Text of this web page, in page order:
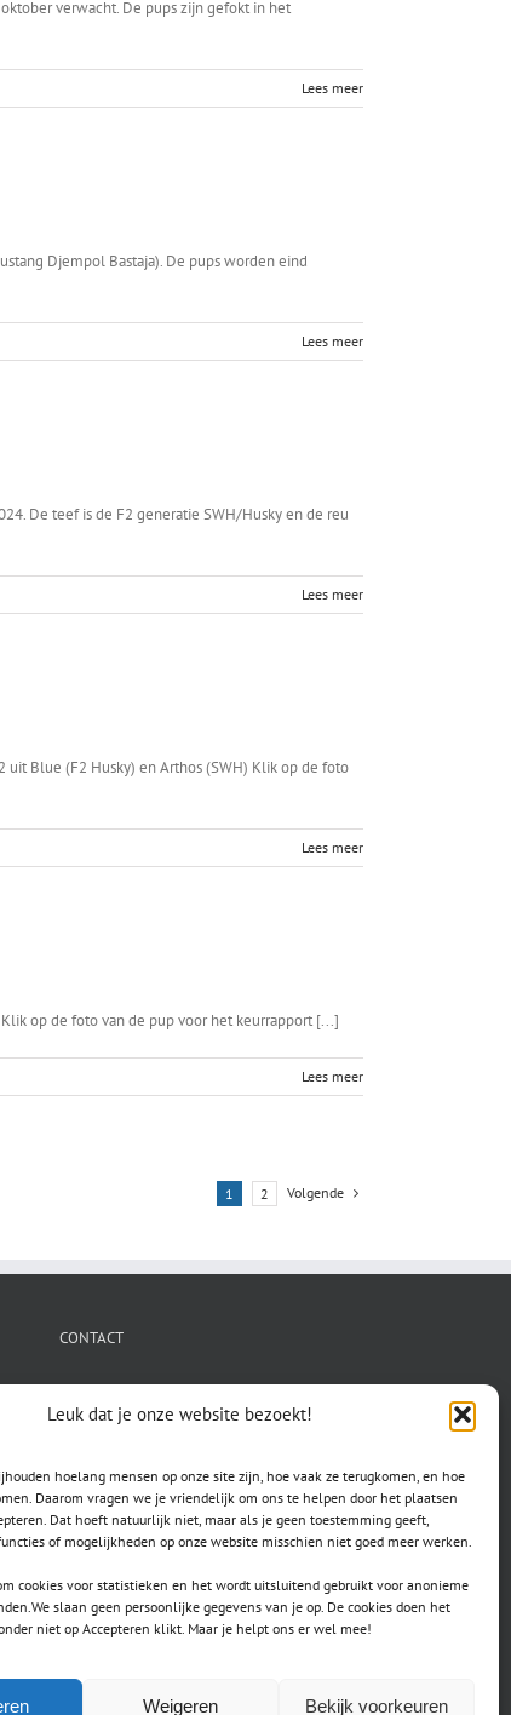
Leuk dat je onze website bezoekt!
hoelang mensen op onze site zijn, hoe vaak ze terugkomen, en hoe
Daarom vragen we je vriendelijk om ons te helpen door het plaatsen
Dat hoeft natuurlijk niet, maar als je geen toestemming geeft,
of mogelijkheden op onze website misschien niet goed meer werken.
cookies voor statistieken en het wordt uitsluitend gebruikt voor anonieme
slaan geen persoonlijke gegevens van je op. De cookies doen het
niet op Accepteren klikt. Maar je helpt ons er wel mee!
Weigeren Bekijk voorkeuren
verwacht. De pups zijn gefokt in het
Lees meer
Djempol Bastaja). De pups worden eind
Lees meer
De teef is de F2 generatie SWH/Husky en de reu
Lees meer
uit Blue (F2 Husky) en Arthos (SWH) Klik op de foto
Lees meer
op de foto van de pup voor het keurrapport [...]
Lees meer
1 2 Volgende
CONTACT